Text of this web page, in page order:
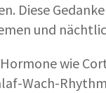
Diese
und
wie
Wach-